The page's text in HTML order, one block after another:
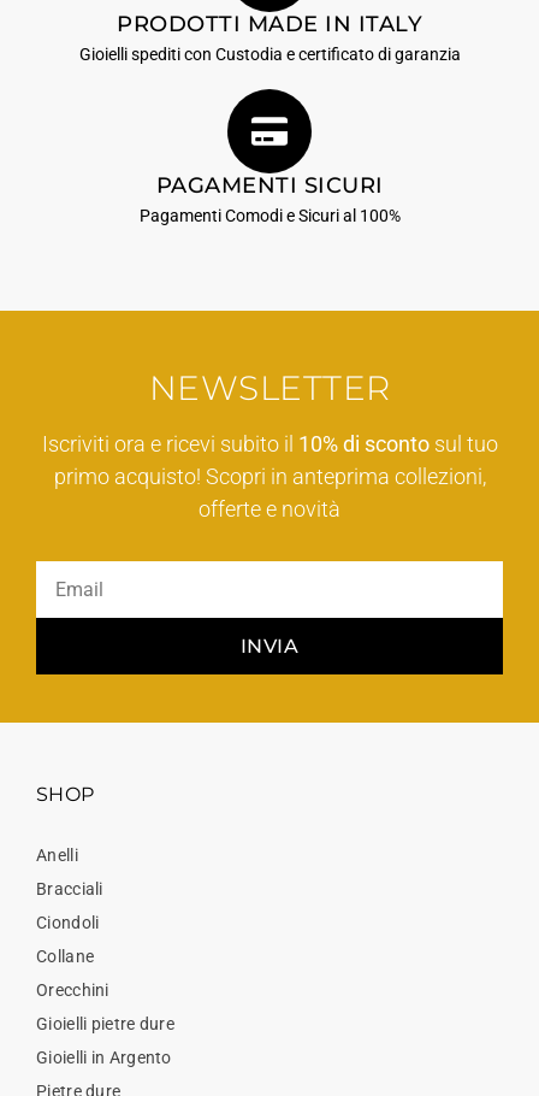
PRODOTTI MADE IN ITALY
Gioielli spediti con Custodia e certificato di garanzia
PAGAMENTI SICURI
Pagamenti Comodi e Sicuri al 100%
NEWSLETTER
Iscriviti ora e ricevi subito il 10% di scontosul tuo
primo acquisto! Scopri in anteprima collezioni,
offerte e novità
INVIA
SHOP
Anelli
Bracciali
Ciondoli
Collane
Orecchini
Gioielli pietre dure
Gioielli in Argento
Pietre dure